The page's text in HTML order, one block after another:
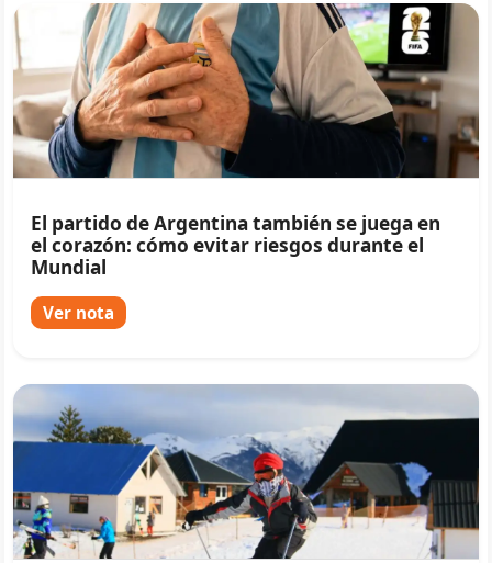
El partido de Argentina también se juega en
el corazón: cómo evitar riesgos durante el
Mundial
Ver nota